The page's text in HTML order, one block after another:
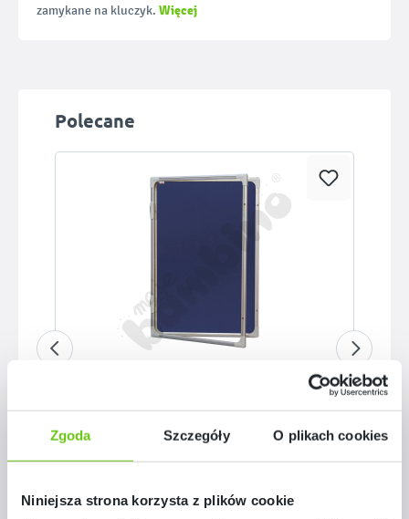
Zgoda Szczegóły O plikach cookies
Niniejsza strona korzysta z plików cookie
zamykane na kluczyk. Więcej
Pomiń galerię produktów
Polecane
Kod produktu:146133
999,90 zł - 1 999,90 zł